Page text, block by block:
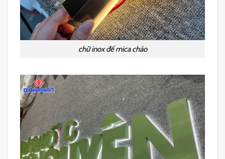
chữ inox đế mica cháo